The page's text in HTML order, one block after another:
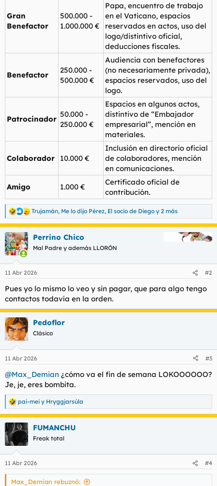
Gran
Benefactor
500.000 -
1.000.000 €
Papa, encuentro de trabajo
en el Vaticano, espacios
reservados en actos, uso del
logo/distintivo oficial,
deducciones fiscales.
Benefactor
250.000 -
500.000 €
Audiencia con benefactores
(no necesariamente privada),
espacios reservados, uso del
logo.
Patrocinador
50.000 -
250.000 €
Espacios en algunos actos,
distintivo de “Embajador
empresarial”, mención en
materiales.
Colaborador 10.000 €
Inclusión en directorio oficial
de colaboradores, mención
en comunicaciones.
Amigo
1.000 €
Certificado oficial de
contribución.
R
e
a
c
c
i
e
:
Trujamán, Me lo dijo Pérez, El socio de Diego y 2 más
Perrino Chico
Mal Padre y además LLORÓN
11 Abr 2026 #2
Pues yo lo mismo lo veo y sin pagar, que para algo tengo
contactos todavía en la orden.
Pedoflor
Clásico
11 Abr 2026 #3
@Max_Demian ¿cómo va el fin de semana LOKOOOOOO?
Je, je, eres bombita.
R
e
a
c
i
e
s
pai-mei y Hryggjarsúla
FUMANCHU
Freak total
11 Abr 2026 #4
Max_Demian rebuznó: